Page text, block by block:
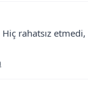
rahatsız